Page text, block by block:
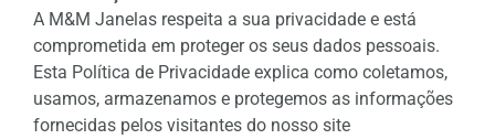
A M&M Janelas respeita a sua privacidade e está
comprometida em proteger os seus dados pessoais.
Esta Política de Privacidade explica como coletamos,
usamos, armazenamos e protegemos as informações
fornecidas pelos visitantes do nosso site